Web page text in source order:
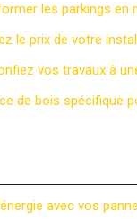
les parkings en
le prix de votre
vos travaux à
de bois spécifique
avec vos